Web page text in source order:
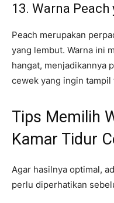
13. Warna
Peach merupakan
yang lembut. Warna ini
hangat, menjadikannya
cewek yang ingin tampil
Tips Memilih
Kamar Tidur
Agar hasilnya optimal,
perlu diperhatikan